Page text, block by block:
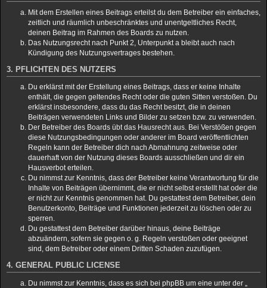
Mit dem Erstellen eines Beitrags erteilst du dem Betreiber ein einfaches,
zeitlich und räumlich unbeschränktes und unentgeltliches Recht,
deinen Beitrag im Rahmen des Boards zu nutzen.
Das Nutzungsrecht nach Punkt 2, Unterpunkt a bleibt auch nach
Kündigung des Nutzungsvertrages bestehen.
3. PFLICHTEN DES NUTZERS
Du erklärst mit der Erstellung eines Beitrags, dass er keine Inhalte
enthält, die gegen geltendes Recht oder die guten Sitten verstoßen. Du
erklärst insbesondere, dass du das Recht besitzt, die in deinen
Beiträgen verwendeten Links und Bilder zu setzen bzw. zu verwenden.
Der Betreiber des Boards übt das Hausrecht aus. Bei Verstößen gegen
diese Nutzungsbedingungen oder anderer im Board veröffentlichten
Regeln kann der Betreiber dich nach Abmahnung zeitweise oder
dauerhaft von der Nutzung dieses Boards ausschließen und dir ein
Hausverbot erteilen.
Du nimmst zur Kenntnis, dass der Betreiber keine Verantwortung für die
Inhalte von Beiträgen übernimmt, die er nicht selbst erstellt hat oder die
er nicht zur Kenntnis genommen hat. Du gestattest dem Betreiber, dein
Benutzerkonto, Beiträge und Funktionen jederzeit zu löschen oder zu
sperren.
Du gestattest dem Betreiber darüber hinaus, deine Beiträge
abzuändern, sofern sie gegen o. g. Regeln verstoßen oder geeignet
sind, dem Betreiber oder einem Dritten Schaden zuzufügen.
4. GENERAL PUBLIC LICENSE
Du nimmst zur Kenntnis, dass es sich bei phpBB um eine unter der „